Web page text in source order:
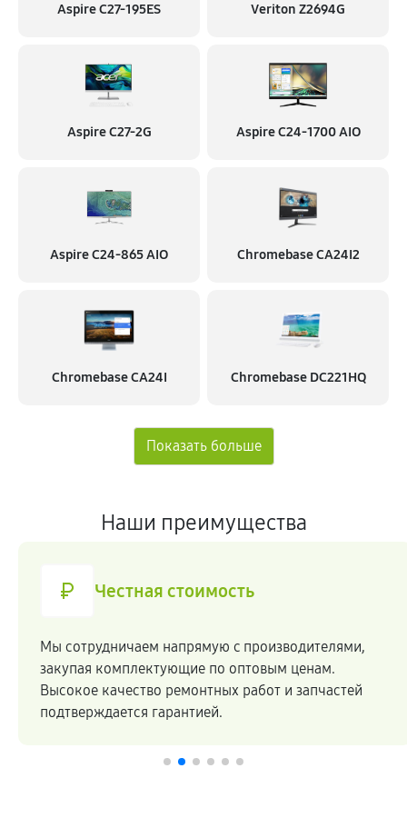
Aspire C27-195ES Veriton Z2694G
Aspire C27-2G Aspire C24‑1700 AIO
Aspire C24‑865 AIO Chromebase CA24I2
Chromebase CA24I Chromebase DC221HQ
Наши преимущества
Честная стоимость
Мы сотрудничаем напрямую c производителями,
закупая комплектующие по оптовым ценам.
Высокое качество ремонтных работ и запчастей
подтверждается гарантией.